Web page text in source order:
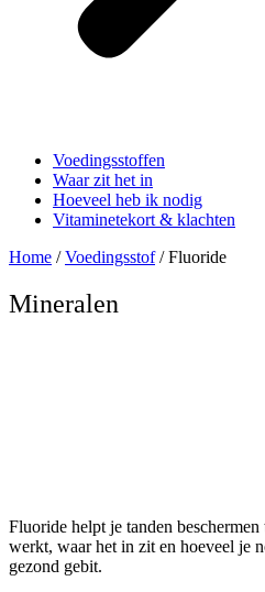
Voedingsstoffen
Waar zit het in
Hoeveel heb ik nodig
Vitaminetekort & klachten
Home /Voedingsstof/ Fluoride
Mineralen
Fluoride helpt je tanden beschermen
werkt, waar het in zit en hoeveel je
gezond gebit.